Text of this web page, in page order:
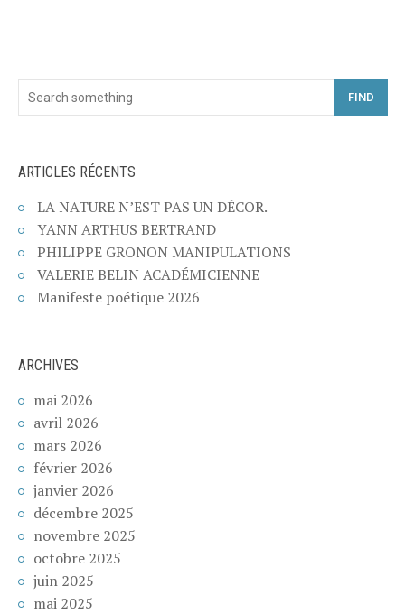
FIND
ARTICLES RÉCENTS
LA NATURE N’EST PAS UN DÉCOR.
YANN ARTHUS BERTRAND
PHILIPPE GRONON MANIPULATIONS
VALERIE BELIN ACADÉMICIENNE
Manifeste poétique 2026
ARCHIVES
mai 2026
avril 2026
mars 2026
février 2026
janvier 2026
décembre 2025
novembre 2025
octobre 2025
juin 2025
mai 2025